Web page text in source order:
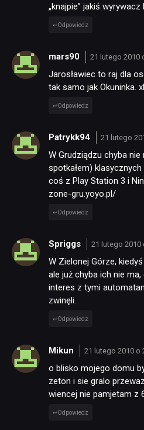
„knajpie” jakiś
Odpowiedz
mars90 21 lutego 2010
Jarosławiec to raj dla
tak samo jak Okuninka.
Odpowiedz
Patrykk94 21 lutego
W Grudziądzu chyba
spotkałem)
coś z Play Station 3 i
zone-gru.yoyo.pl/
Odpowiedz
Spriggs 21 lutego 2010
W Zielonej Górze,
ale już chyba ich nie
interes z tymi
zwinęli.
Odpowiedz
Mikun 21 lutego 2010 o
o blisko mojego domu
zeton i sie gralo
wiencej nie pamjetam z
Odpowiedz